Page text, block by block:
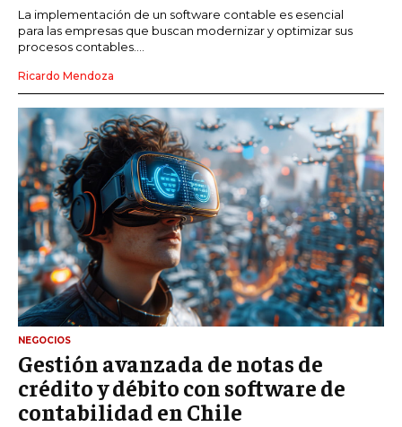
La implementación de un software contable es esencial
para las empresas que buscan modernizar y optimizar sus
procesos contables....
Ricardo Mendoza
NEGOCIOS
Gestión avanzada de notas de
crédito y débito con software de
contabilidad en Chile